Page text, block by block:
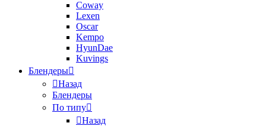
Coway
Lexen
Oscar
Kempo
HyunDae
Kuvings
Блендеры
Назад
Блендеры
По типу
Назад